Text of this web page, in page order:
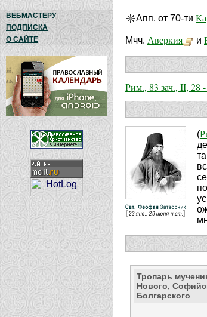
ВЕБМАСТЕРУ
ПОДПИСКА
О САЙТЕ
Апп. от 70-ти
Мчч. Аверкия и
Рим., 83 зач., II, 28
(
Тропарь
Нового,
Болгарского